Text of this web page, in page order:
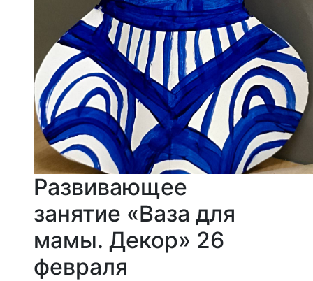
Развивающее
занятие «Ваза для
мамы. Декор» 26
февраля